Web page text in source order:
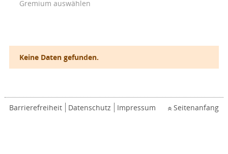
Gremium auswählen
Keine Daten gefunden.
Barrierefreiheit Datenschutz Impressum Seitenanfang